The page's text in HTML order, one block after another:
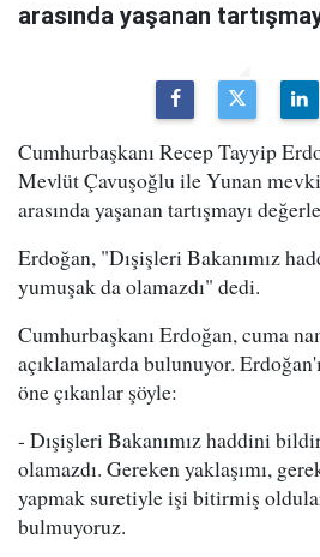
arasında yaşanan
Cumhurbaşkanı Recep Tayyip
Mevlüt Çavuşoğlu ile Yunan
arasında yaşanan tartışmayı
Erdoğan, "Dışişleri Bakanımız
yumuşak da olamazdı" dedi.
Cumhurbaşkanı Erdoğan, cuma
açıklamalarda bulunuyor.
öne çıkanlar şöyle:
- Dışişleri Bakanımız haddini
olamazdı. Gereken yaklaşımı,
yapmak suretiyle işi bitirmiş
bulmuyoruz.